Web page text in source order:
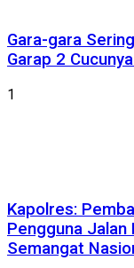
Gara-gara
Garap 2 Cucunya
1
Kapolres:
Pengguna Jalan
Semangat